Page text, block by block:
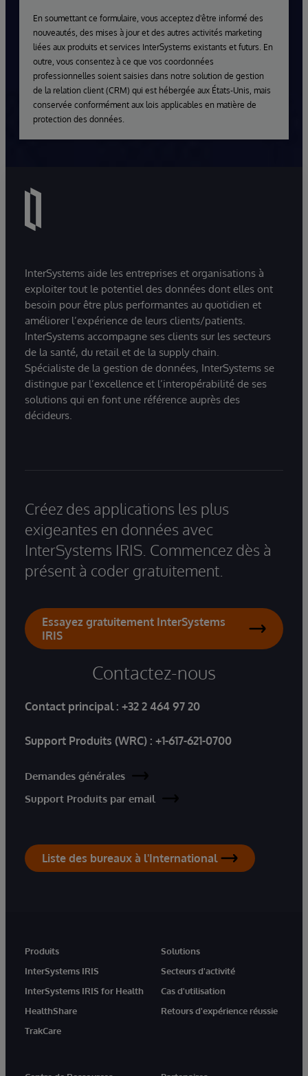
En soumettant ce formulaire, vous acceptez d'être informé des
nouveautés, des mises à jour et des autres activités marketing
liées aux produits et services InterSystems existants et futurs. En
outre, vous consentez à ce que vos coordonnées
professionnelles soient saisies dans notre solution de gestion
de la relation client (CRM) qui est hébergée aux États-Unis, mais
conservée conformément aux lois applicables en matière de
protection des données.
InterSystems aide les entreprises et organisations à
exploiter tout le potentiel des données dont elles ont
besoin pour être plus performantes au quotidien et
améliorer l’expérience de leurs clients/patients.
InterSystems accompagne ses clients sur les secteurs
de la santé, du retail et de la supply chain.
Spécialiste de la gestion de données, InterSystems se
distingue par l’excellence et l’interopérabilité de ses
solutions qui en font une référence auprès des
décideurs.
Créez des applications les plus
exigeantes en données avec
InterSystems IRIS. Commencez dès à
présent à coder gratuitement.
Essayez gratuitement InterSystems
IRIS
Contactez-nous
Contact principal : +32 2 464 97 20
Support Produits (WRC) : +1-617-621-0700
Demandes générales
Support Produits par email
Liste des bureaux à l'International
Produits
InterSystems IRIS
InterSystems IRIS for Health
HealthShare
TrakCare
Solutions
Secteurs d'activité
Cas d'utilisation
Retours d'expérience réussie